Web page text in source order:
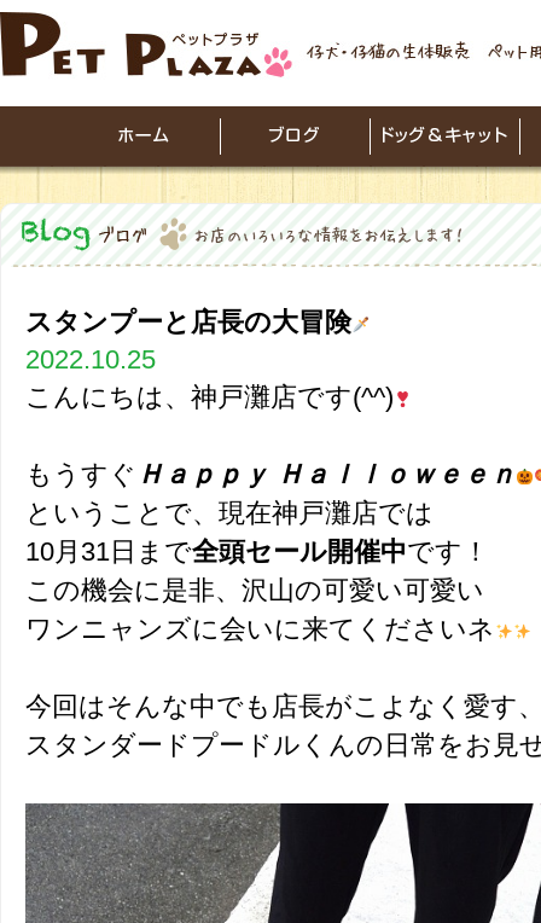
スタンプーと店長の大冒険
2022.10.25
こんにちは、神戸灘店です(^^)
もうすぐ Ｈａｐｐｙ Ｈａｌｌｏｗｅｅｎ
ということで、現在神戸灘店では
10月31日まで全頭セール開催中です！
この機会に是非、沢山の可愛い可愛い
ワンニャンズに会いに来てくださいネ
今回はそんな中でも店長がこよなく愛す
スタンダードプードルくんの日常をお見